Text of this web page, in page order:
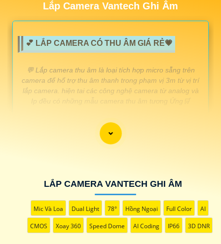
Lắp Camera Vantech Ghi Âm
💕 LẮP CAMERA CÓ THU ÂM GIÁ RẺ💗
️💬 Lắp camera thu âm là loại tích hợp micro sẵng trên
camera để hổ trợ thu âm thanh trong phạm vị 3m từ vị trí
lắp camera. hiện tai các công nghệ camera từ analog và
Ip đều có những mẫu camera thu âm tương Ứng🛒
LẮP CAMERA TÍCH HỢP MICRO
1G2WR
ezviz
thanh hình ảnh sắt nét FULL HDCS-
C6N-A0-1C2WFR
Lắp camera thu âm báo
động
1.600.000 VNĐ▫️ Camera imou thu âm
to rõ báo động qua phần mềmIPC-
LẮP CAMERA VANTECH GHI ÂM
Mic Và Loa Dual Light 78° Hồng Ngoại Full Color AI
CMOS Xoay 360 Speed Dome AI Coding IP66 3D DNR